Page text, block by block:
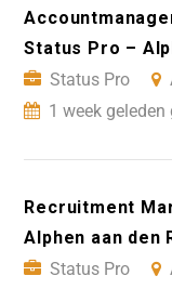
Status Pro –
Status Pro
1 week
Recruitment
Alphen aan den
Status Pro